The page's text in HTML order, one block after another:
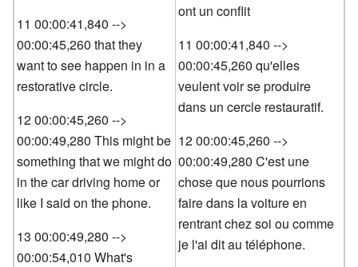
11 00:00:41,840 -->
00:00:45,260 that they
want to see happen in in a
restorative circle.
12 00:00:45,260 -->
00:00:49,280 This might be
something that we might do
in the car driving home or
like I said on the phone.
13 00:00:49,280 -->
00:00:54,010 What's
ont un conflit
11 00:00:41,840 -->
00:00:45,260 qu'elles
veulent voir se produire
dans un cercle restauratif.
12 00:00:45,260 -->
00:00:49,280 C'est une
chose que nous pourrions
faire dans la voiture en
rentrant chez soi ou comme
je l'ai dit au téléphone.